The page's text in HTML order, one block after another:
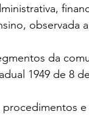
observada
da
1949 de 8